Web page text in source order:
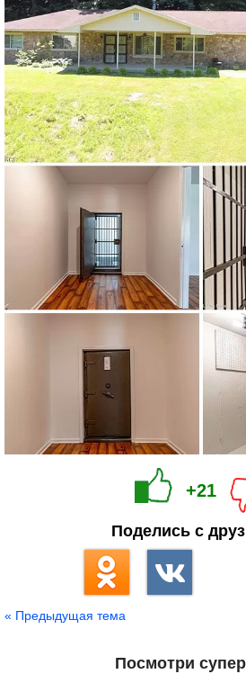
+21
Поделись с
« Предыдущая тема
Посмотри